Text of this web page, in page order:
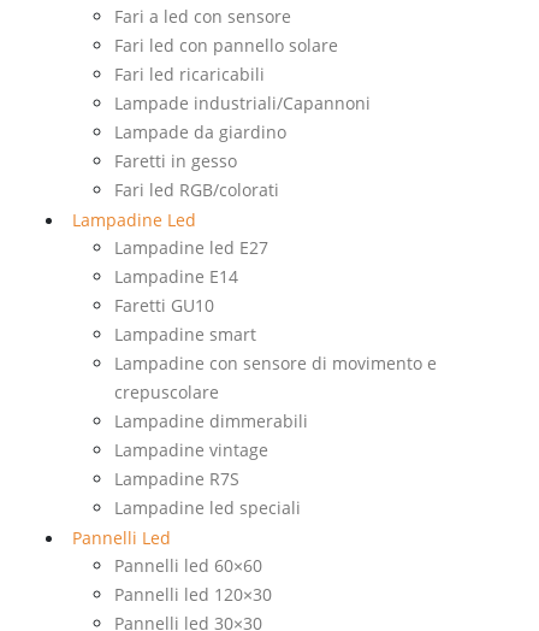
Fari a led con sensore
Fari led con pannello solare
Fari led ricaricabili
Lampade industriali/Capannoni
Lampade da giardino
Faretti in gesso
Fari led RGB/colorati
Lampadine Led
Lampadine led E27
Lampadine E14
Faretti GU10
Lampadine smart
Lampadine con sensore di movimento e
crepuscolare
Lampadine dimmerabili
Lampadine vintage
Lampadine R7S
Lampadine led speciali
Pannelli Led
Pannelli led 60×60
Pannelli led 120×30
Pannelli led 30×30